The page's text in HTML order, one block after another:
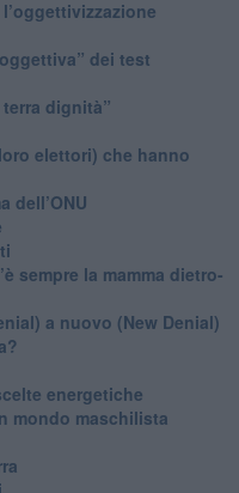
dei test
dignità”
elettori) che hanno
dell’ONU
sempre la mamma dietro-
a nuovo (New Denial)
energetiche
mondo maschilista